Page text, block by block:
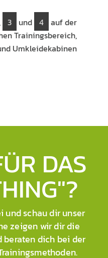
, 3 und 4 auf der
Trainingsbereich,
Umkleidekabinen
DAS
und schau dir unser
zeigen wir dir die
beraten dich bei der